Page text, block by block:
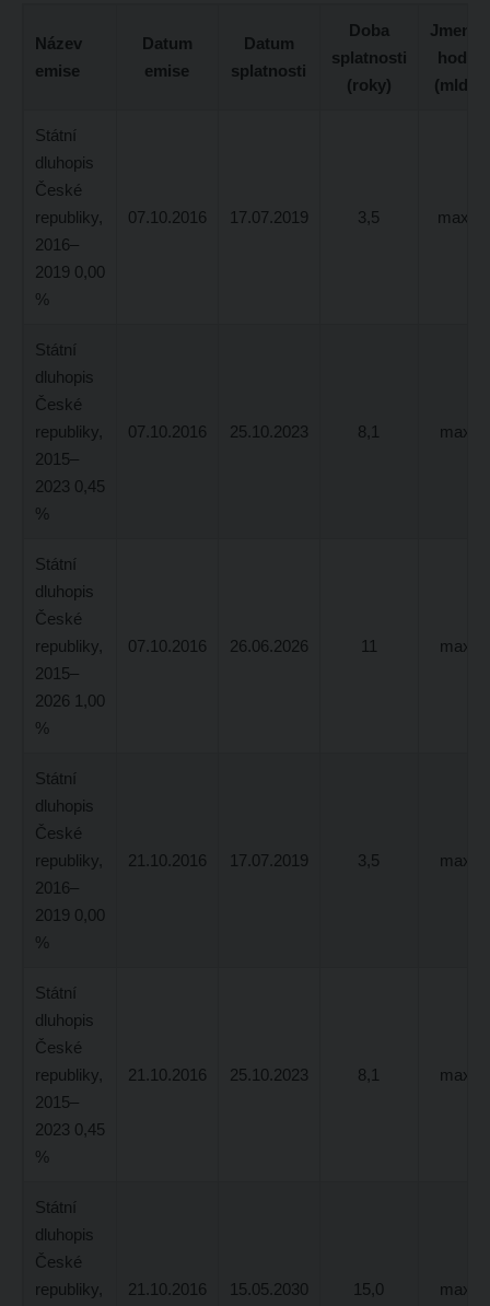
Název
emise
Datum
emise
Datum
splatnosti
Doba
splatnosti
(roky)
(mld.
Státní
dluhopis
České
republiky,
2016–
2019 0,00
%
07.10.2016 17.07.2019 3,5 max.
Státní
dluhopis
České
republiky,
2015–
2023 0,45
%
07.10.2016 25.10.2023 8,1 max
Státní
dluhopis
České
republiky,
2015–
2026 1,00
%
07.10.2016 26.06.2026 11 max
Státní
dluhopis
České
republiky,
2016–
2019 0,00
%
21.10.2016 17.07.2019 3,5 max
Státní
dluhopis
České
republiky,
2015–
2023 0,45
%
21.10.2016 25.10.2023 8,1 max
Státní
dluhopis
České
republiky,
21.10.2016 15.05.2030 15,0 max